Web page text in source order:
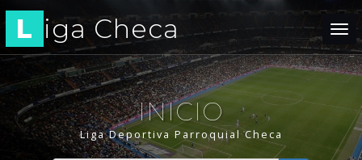
L iga Checa
INICIO
Liga Deportiva Parroquial Checa